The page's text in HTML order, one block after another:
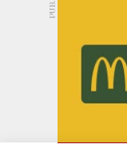
PUB.
Hoje